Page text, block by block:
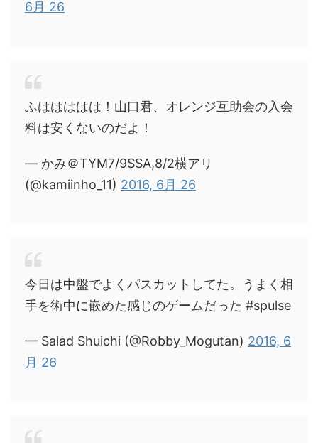
6月 26
ふははははは！山口君、オレンジ互助会の入会
料は安くないのだよ！
— かみ＠TYM7/9SSA,8/2横アリ
(@kamiinho_11) 2016, 6月 26
今日は中盤でよくパスカットしてた。うまく相
手を術中に嵌めた感じのゲームだった #spulse
— Salad Shuichi (@Robby_Mogutan) 2016, 6
月 26